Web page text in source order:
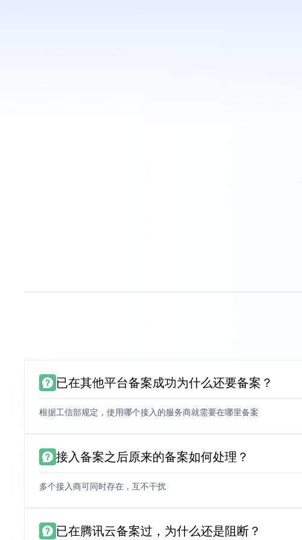
已在其他平台备案成功为什么还要备案？
根据工信部规定，使用哪个接入的服务商就需要在哪里备案
接入备案之后原来的备案如何处理？
多个接入商可同时存在，互不干扰
已在腾讯云备案过，为什么还是阻断？